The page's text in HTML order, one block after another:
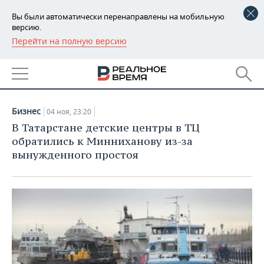
Вы были автоматически перенаправлены на мобильную
версию.
Перейти на полную версию
РЕГИОНЫ
БАШКОРТОСТАН
УДМУРТИЯ
НОВОСТИ
НОВОСТИ АНАЛИТИКИ
ДЕКЛАРАЦИИ О ДОХОДАХ
КОРОЛИ ГОСЗАКАЗА ПФО
КОМУ ПРИНАДЛЕЖАТ
ТОРГОВЫЕ ЦЕНТРЫ
ТАТАРСТАНА
ЭКОНОМИКА
НОВОСТИ ЭКОНОМИКИ
ФИНАНСЫ
БЮДЖЕТ
ИНВЕСТИЦИИ
ПРОМЫШЛЕННОСТЬ
НОВОСТИ
ПРОМЫШЛЕННОСТИ
МАШИНОСТРОЕНИЕ
НЕДВИЖИМОСТЬ
НОВОСТИ НЕДВИЖИМОСТИ
НОВОСТИ АВТО
БИЗНЕС
НОВОСТИ БИЗНЕСА
ТЕХНОЛОГИИ
04.11.2021
Бизнес 04 ноя, 23:20
В Татарстане детские центры в ТЦ
обратились к Минниханову из-за
вынужденного простоя